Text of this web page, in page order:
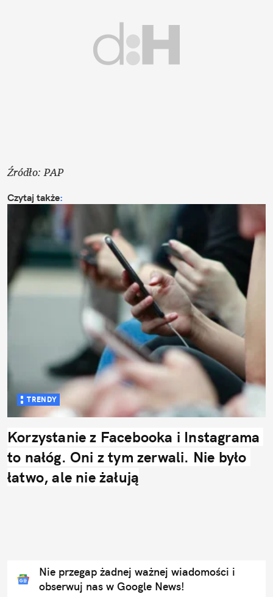
Źródło: PAP
Czytaj także:
TRENDY
Korzystanie z Facebooka i Instagrama
to nałóg. Oni z tym zerwali. Nie było
łatwo, ale nie żałują
Nie przegap żadnej ważnej wiadomości i
obserwuj nas w Google News!